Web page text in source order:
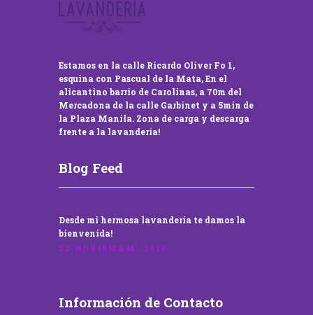
Estamos en la calle Ricardo Oliver Fo 1,
esquina con Pascual de la Mata, En el
alicantino barrio de Carolinas, a 70m del
Mercadona de la calle Garbinet y a 5min de
la Plaza Manila. Zona de carga y descarga
frente a la lavandería!
Blog Feed
Desde mi hermosa lavandería te damos la
bienvenida!
22 NOVIEMBRE, 2016
Información de Contacto